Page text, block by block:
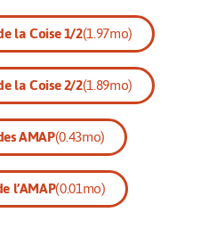
la Coise 1/2(1.97mo)
la Coise 2/2(1.89mo)
AMAP(0.43mo)
l’AMAP(0.01mo)